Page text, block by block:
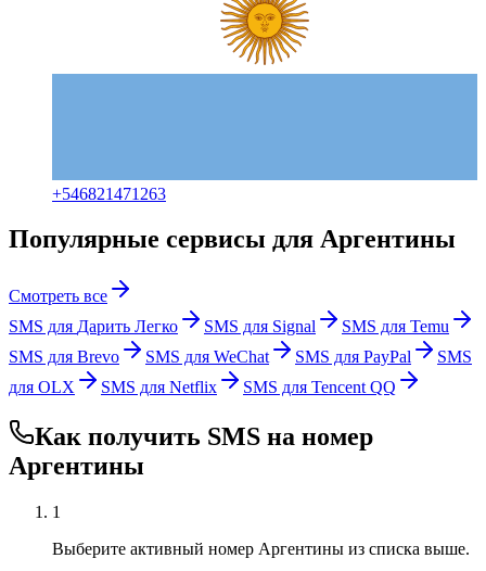
+546821471263
Популярные сервисы для Аргентины
Смотреть все
SMS для Дарить Легко SMS для Signal SMS для Temu
SMS для Brevo SMS для WeChat SMS для PayPal
SMS
для OLX SMS для Netflix SMS для Tencent QQ
Как получить SMS на номер
Аргентины
1
Выберите активный номер Аргентины из списка выше.